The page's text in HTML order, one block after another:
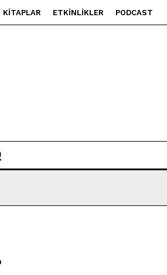
KITAPLAR ETKINLIKLER PODCAST